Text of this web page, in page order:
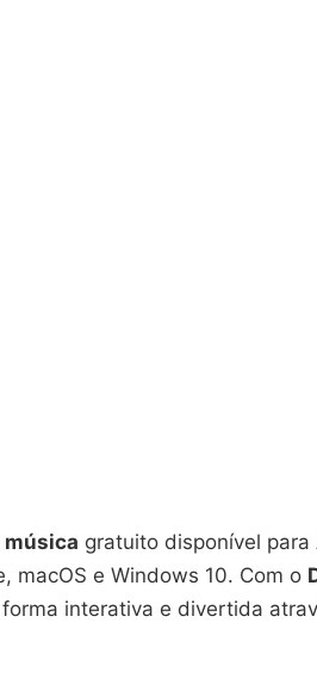
gratuito disponível
macOS e Windows 10. Com o
interativa e divertida